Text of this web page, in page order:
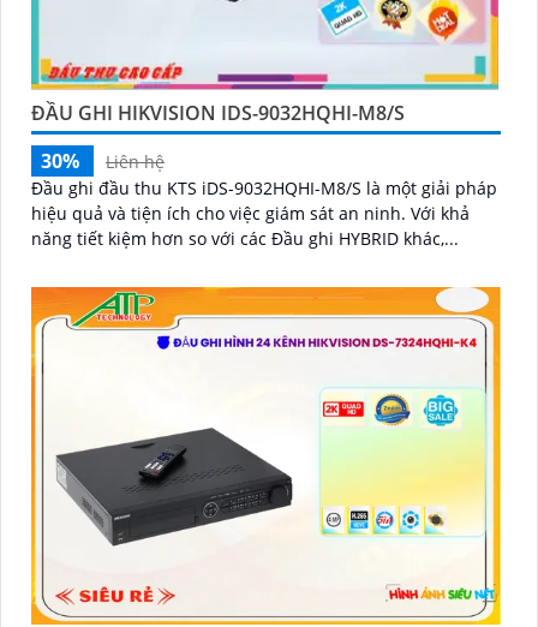
ĐẦU GHI HIKVISION IDS-9032HQHI-M8/S
30%
Liên hệ
Đầu ghi đầu thu KTS iDS-9032HQHI-M8/S là một giải pháp
hiệu quả và tiện ích cho việc giám sát an ninh. Với khả
năng tiết kiệm hơn so với các Đầu ghi HYBRID khác,...